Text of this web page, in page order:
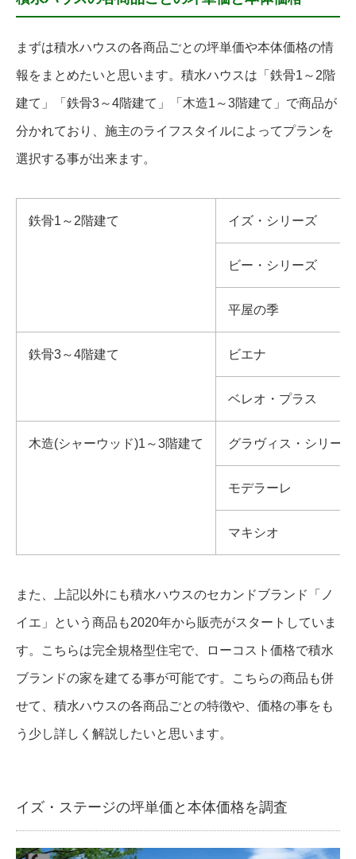
まずは積水ハウスの各商品ごとの坪単価や本体価格の情
報をまとめたいと思います。積水ハウスは「鉄骨1～2階
建て」「鉄骨3～4階建て」「木造1～3階建て」で商品が
分かれており、施主のライフスタイルによってプランを
選択する事が出来ます。
鉄骨1～2階建て イズ・シリーズ
ビー・シリーズ
平屋の季
鉄骨3～4階建て ビエナ
ベレオ・プラス
木造(シャーウッド)1～3階建て グラヴィス・シリーズ
モデラーレ
マキシオ
また、上記以外にも積水ハウスのセカンドブランド「ノ
イエ」という商品も2020年から販売がスタートしていま
す。こちらは完全規格型住宅で、ローコスト価格で積水
ブランドの家を建てる事が可能です。こちらの商品も併
せて、積水ハウスの各商品ごとの特徴や、価格の事をも
う少し詳しく解説したいと思います。
イズ・ステージの坪単価と本体価格を調査